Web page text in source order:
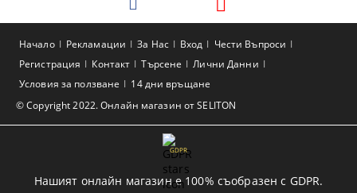
© Copyright 2022. Онлайн магазин от SELITON
Начало Рекламации За Нас Вход
Чести Въпроси
Регистрация
Контакт Търсене
Лични Данни
Условия за ползване
14 дни връщане
GDPR
Нашият онлайн магазин е 100% съобразен с GDPR.